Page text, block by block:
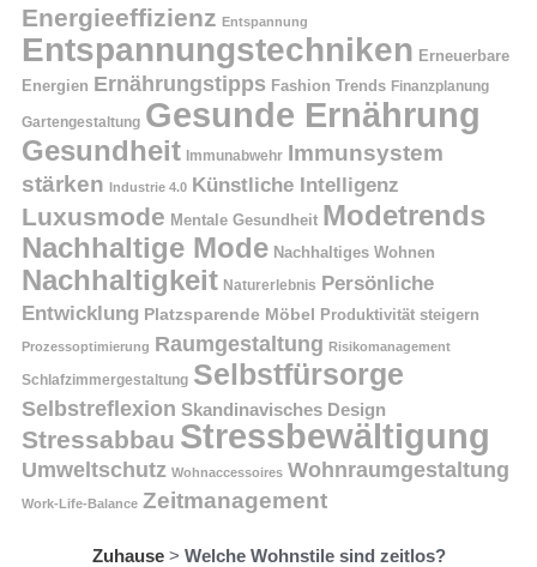
Energieeffizienz Entspannung
Entspannungstechniken Erneuerbare
Energien Ernährungstipps Fashion Trends Finanzplanung
Gartengestaltung Gesunde Ernährung
Gesundheit Immunabwehr Immunsystem
stärken Industrie 4.0 Künstliche Intelligenz
Luxusmode Mentale Gesundheit Modetrends
Nachhaltige Mode Nachhaltiges Wohnen
Nachhaltigkeit Naturerlebnis Persönliche
Entwicklung Platzsparende Möbel Produktivität steigern
Prozessoptimierung Raumgestaltung Risikomanagement
Schlafzimmergestaltung Selbstfürsorge
Selbstreflexion Skandinavisches Design
Stressabbau Stressbewältigung
Umweltschutz Wohnaccessoires Wohnraumgestaltung
Work-Life-Balance Zeitmanagement
Zuhause> Welche Wohnstile sind zeitlos?